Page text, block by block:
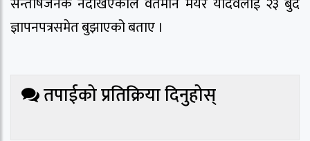
ज्ञापनपत्रसमेत बुझाएको बताए ।
तपाईको प्रतिक्रिया दिनुहोस्